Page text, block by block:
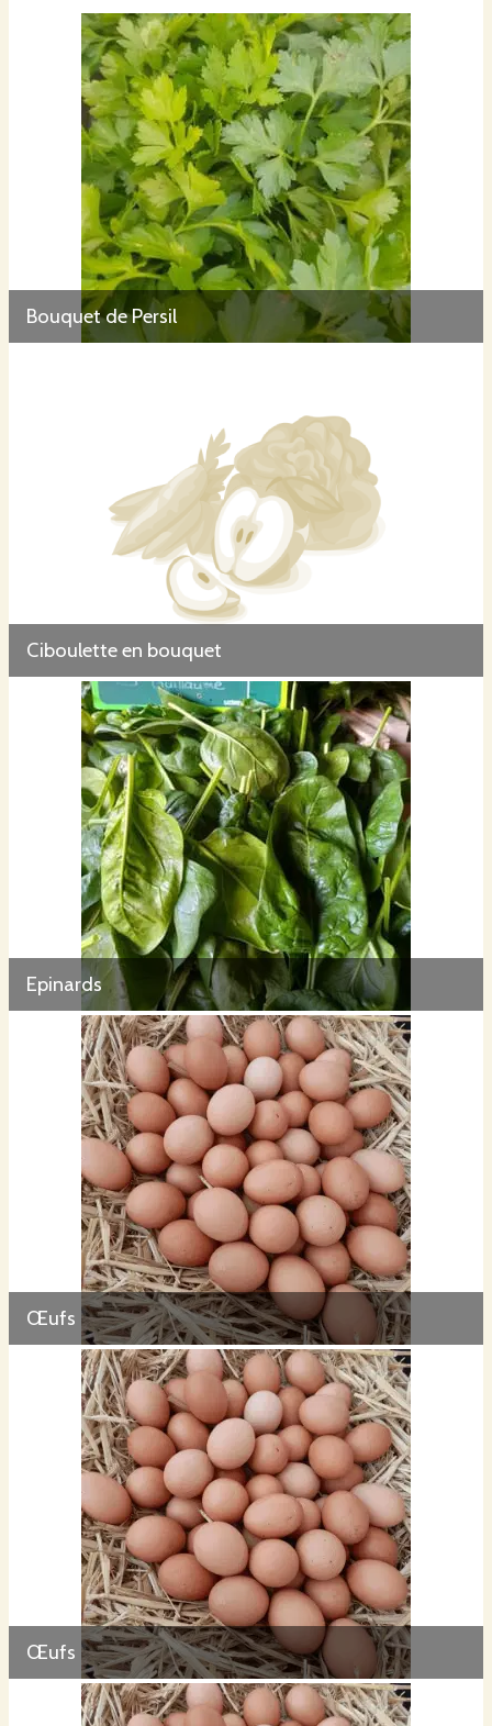
Bouquet de Persil
Ciboulette en bouquet
Epinards
Œufs
Œufs